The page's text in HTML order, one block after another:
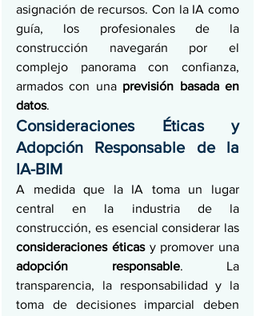
asignación de recursos. Con la IA como
guía, los profesionales de la
construcción navegarán por el
complejo panorama con confianza,
armados con una previsión basada en
datos.
Consideraciones Éticas y
Adopción Responsable de la
IA-BIM
A medida que la IA toma un lugar
central en la industria de la
consideraciones éticas
adopción responsable. La
transparencia, la responsabilidad y la
toma de decisiones imparcial deben